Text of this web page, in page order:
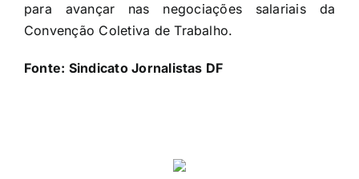
para avançar nas negociações salariais da
Convenção Coletiva de Trabalho.
Fonte: Sindicato Jornalistas DF